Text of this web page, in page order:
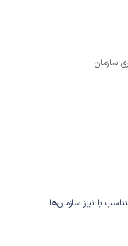
سازمان
با نیاز سازمان‌ها